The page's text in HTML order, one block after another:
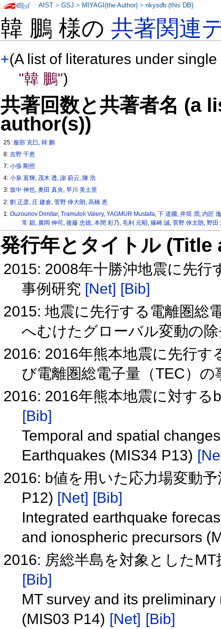
韓 鵬 様の共著関連
+(A list of literatures under
"韓 鵬")
共著回数と共著者名 (a
author(s))
25: 服部 克巳,韓 鵬
8:吉野 千恵
7:小張 剛照
4:小泉 直輝, 茂木 透,謝 蔚云, 陳 浩
3:坂中 伸也,奥田 真央,早川 美土里
2:劉 正彦 庄 建倉 ,菅野 倖大朗 ,高橋 恵
1:Ouzounov Dimitar,Tramutoli Valery,YAGMUR Mustafa ,下 道國 ,井筒 潤 内匠
常 穎, 廣岡 伸司 後藤 忠徳, 本間 彩乃 毛利 元昭 篠崎 誠, 菅野 倖太朗 野田
発行年とタイトル
2015: 2008年十勝沖地震に先行
事例研究 [Net] [Bib]
2015: 地震に先行する電離圏総
へむけたグローバル変動の
2016: 2016年熊本地震に先行す
び電離圏総電子量（TEC）
2016: 2016年熊本地震に対す
[Bib]
Temporal and spatial
Earthquakes (MIS34 P13)
2016: b値を用いた応力場変動
P12) [Net] [Bib]
Integrated earthquake
and ionospheric precursors
2016: 房総半島を対象とした
[Bib]
MT survey and its
(MIS03 P14) [Net] [Bib]
AIST >GSJ > MIYAGI(the Author) >nkysdb (this DB)